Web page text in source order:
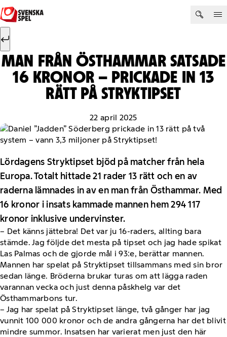
Hoppa till innehåll
Sök efter:
MAN FRÅN ÖSTHAMMAR SATSADE
16 KRONOR – PRICKADE IN 13
RÄTT PÅ STRYKTIPSET
22 april 2025
Lördagens Stryktipset bjöd på matcher från hela
Europa. Totalt hittade 21 rader 13 rätt och en av
raderna lämnades in av en man från Östhammar. Med
16 kronor i insats kammade mannen hem 294 117
kronor inklusive undervinster.
– Det känns jättebra! Det var ju 16-raders, allting bara
stämde. Jag följde det mesta på tipset och jag hade spikat
Las Palmas och de gjorde mål i 93:e, berättar mannen.
Mannen har spelat på Stryktipset tillsammans med sin bror
sedan länge. Bröderna brukar turas om att lägga raden
varannan vecka och just denna påskhelg var det
Östhammarbons tur.
– Jag har spelat på Stryktipset länge, två gånger har jag
vunnit 100 000 kronor och de andra gångerna har det blivit
mindre summor. Insatsen har varierat men just den här